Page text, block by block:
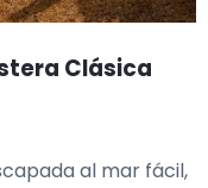
Clásica
al mar fácil,